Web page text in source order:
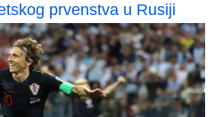
prvenstva u Rusiji